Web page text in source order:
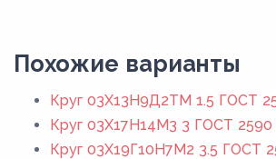
Похожие варианты
Круг 03Х13Н9Д2ТМ 1.5 ГОСТ
Круг 03Х17Н14М3 3 ГОСТ
Круг 03Х19Г10Н7М2 3.5 ГОСТ